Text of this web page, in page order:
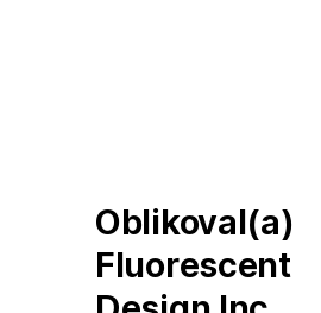
Oblikoval(a)
Fluorescent